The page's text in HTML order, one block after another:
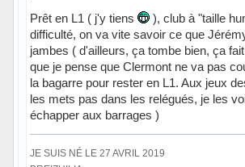
Prêt en L1 ( j'y tiens
), club à "taille
difficulté, on va vite savoir ce que
jambes ( d'ailleurs, ça tombe bien, ça
que je pense que Clermont ne va pas
la bagarre pour rester en L1. Aux jeux
les mets pas dans les relégués, je les
échapper aux barrages )
JE SUIS NÉ LE 27 AVRIL 2019